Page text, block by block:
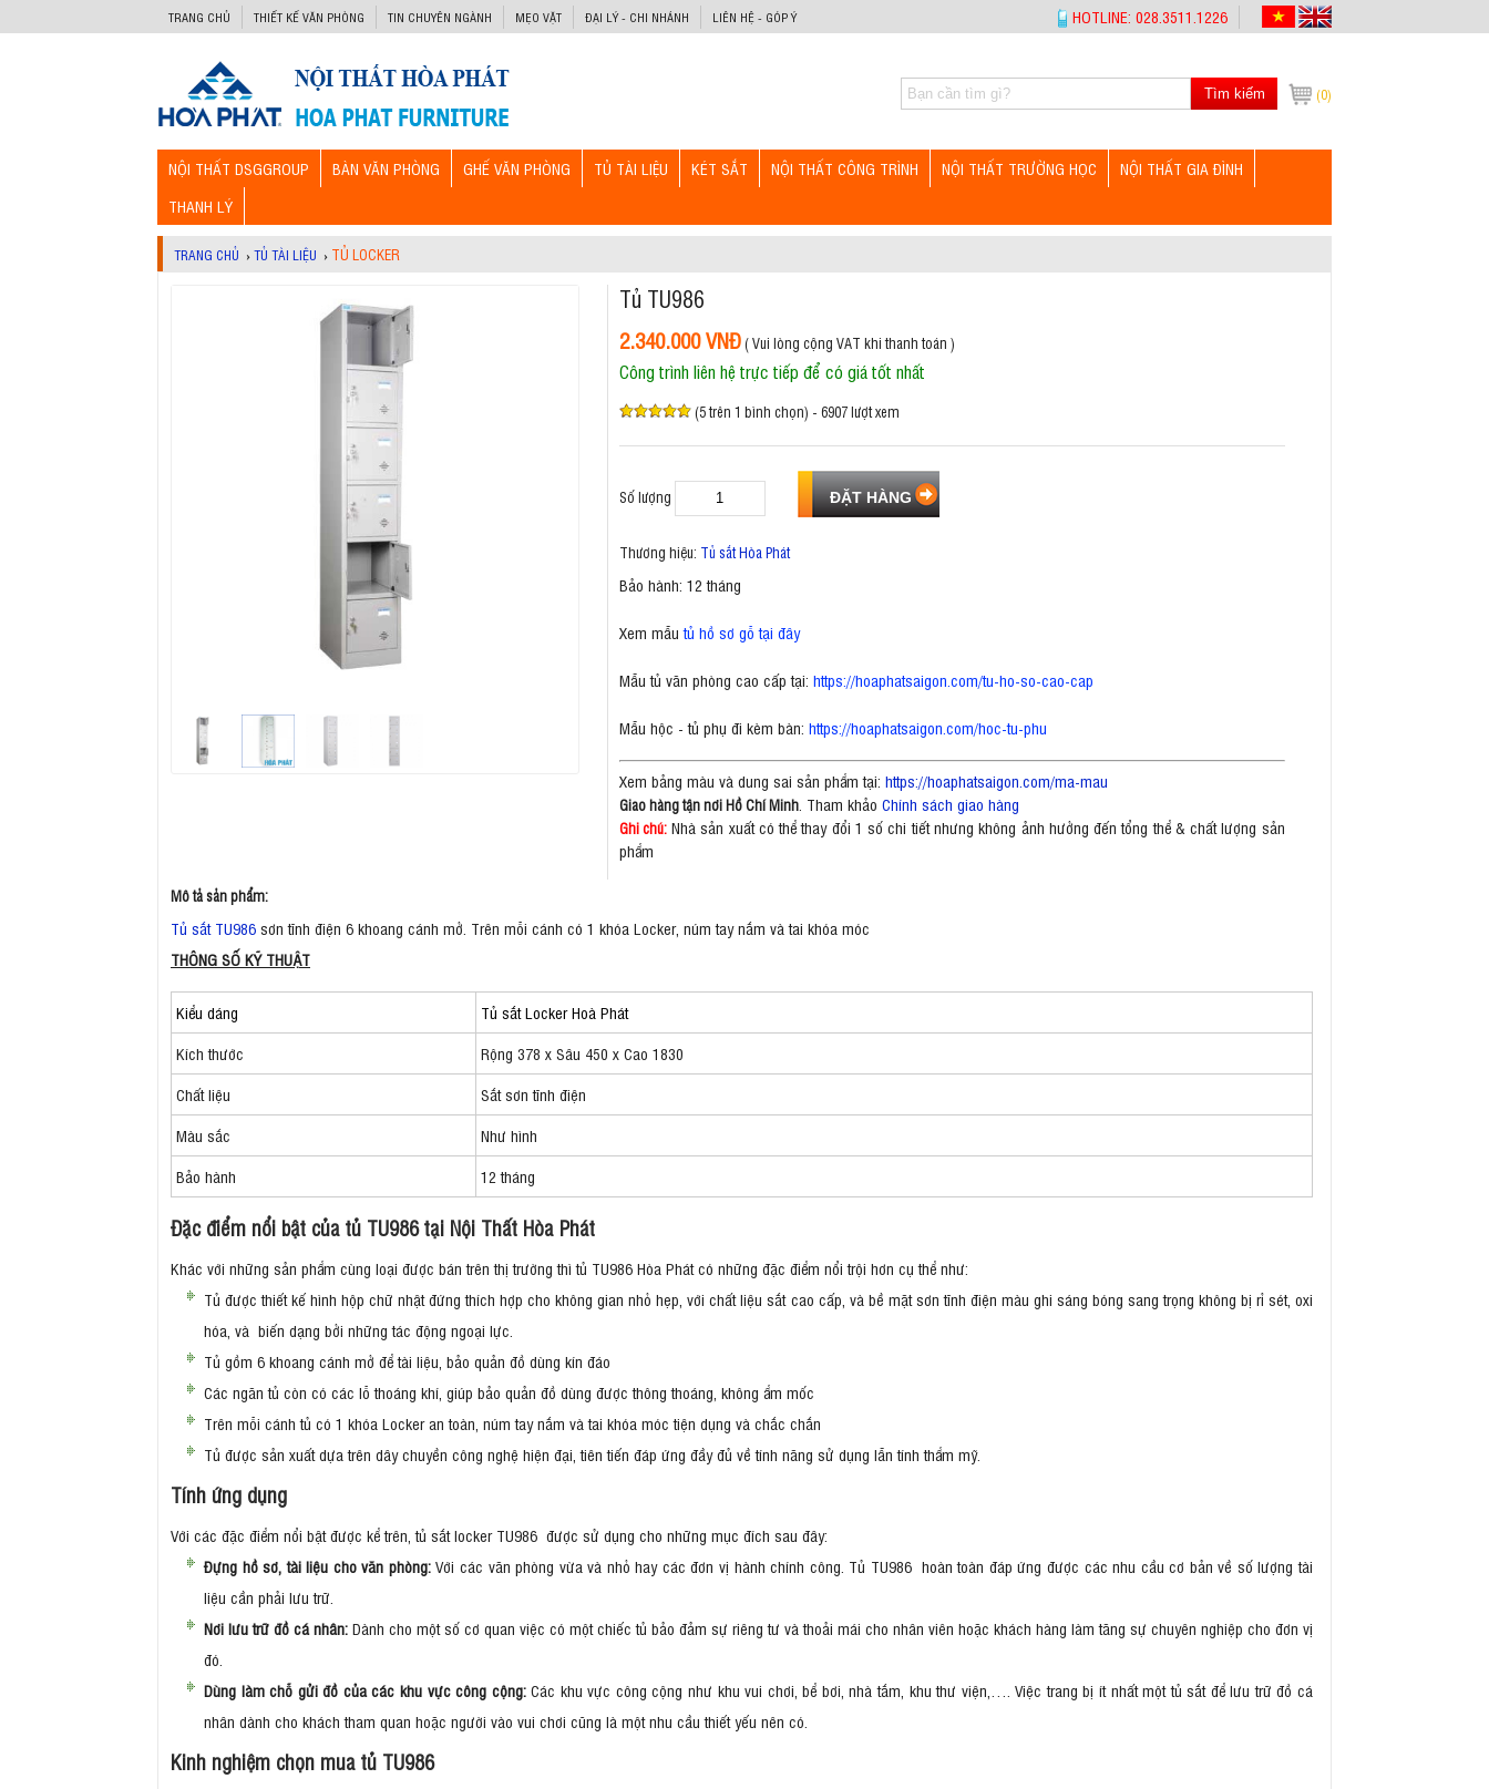
TRANG CHỦ THIẾT KẾ VĂN PHÒNG TIN CHUYÊN NGÀNH MẸO VẶT ĐẠI LÝ - CHI NHÁNH LIÊN HỆ - GÓP Ý HOTLINE: 028.3511.1226
(0)
Tìm kiếm
NỘI THẤT DSGGROUP BÀN VĂN PHÒNG GHẾ VĂN PHÒNG TỦ TÀI LIỆU KÉT SẮT NỘI THẤT CÔNG TRÌNH NỘI THẤT TRƯỜNG HỌC
NỘI THẤT GIA ĐÌNH
THANH LÝ
TRANG CHỦ ›TỦ TÀI LIỆU › TỦ LOCKER
Tủ TU986
2.340.000 VNĐ( Vui lòng cộng VAT khi thanh toán )
Công trình liên hệ trực tiếp để có giá tốt nhất
(5 trên 1 bình chọn) - 6907 lượt xem
Số lượng
Thương hiệu: Tủ sắt Hòa Phát
Bảo hành: 12 tháng
Xem mẫutủ hồ sơ gỗ tại đây
Mẫu tủ văn phòng cao cấp tại: https://hoaphatsaigon.com/tu-ho-so-cao-cap
Mẫu hộc - tủ phụ đi kèm bàn: https://hoaphatsaigon.com/hoc-tu-phu
Xem bảng màu và dung sai sản phẩm tại: https://hoaphatsaigon.com/ma-mau
Giao hàng tận nơi Hồ Chí Minh. Tham khảo Chính sách giao hàng
Ghi chú:Nhà sản xuất có thể thay đổi 1 số chi tiết nhưng không ảnh hưởng đến tổng thể & chất lượng sản
phẩm
Mô tả sản phẩm:
Tủ sắt TU986 sơn tĩnh điện 6 khoang cánh mở. Trên mỗi cánh có 1 khóa Locker, núm tay nắm và tai khóa móc
THÔNG SỐ KỸ THUẬT
Kiểu dáng
Tủ sắt Locker Hoà Phát
Kích thước
Rộng 378 x Sâu 450 x Cao 1830
Chất liệu
Sắt sơn tĩnh điện
Màu sắc
Như hình
Bảo hành
12 tháng
Đặc điểm nổi bật của tủ TU986 tại Nội Thất Hòa Phát
Khác với những sản phẩm cùng loại được bán trên thị trường thì tủ TU986 Hòa Phát có những đặc điểm nổi trội hơn cụ thể như:
Tủ được thiết kế hình hộp chữ nhật đứng thích hợp cho không gian nhỏ hẹp, với chất liệu sắt cao cấp, và bề mặt sơn tĩnh điện màu ghi sáng bóng sang trọng không bị rỉ sét, oxi
hóa, và biến dạng bởi những tác động ngoại lực.
Tủ gồm 6 khoang cánh mở để tài liệu, bảo quản đồ dùng kín đáo
Các ngăn tủ còn có các lỗ thoáng khí, giúp bảo quản đồ dùng được thông thoáng, không ẩm mốc
Trên mỗi cánh tủ có 1 khóa Locker an toàn, núm tay nắm và tai khóa móc tiện dụng và chắc chắn
Tủ được sản xuất dựa trên dây chuyền công nghệ hiện đại, tiên tiến đáp ứng đầy đủ về tính năng sử dụng lẫn tính thẩm mỹ.
Tính ứng dụng
Với các đặc điểm nổi bật được kể trên, tủ sắt locker TU986 được sử dụng cho những mục đích sau đây:
Đựng hồ sơ, tài liệu cho văn phòng:Với các văn phòng vừa và nhỏ hay các đơn vị hành chính công. Tủ TU986 hoàn toàn đáp ứng được các nhu cầu cơ bản về số lượng tài
liệu cần phải lưu trữ.
Nơi lưu trữ đồ cá nhân: Dành cho một số cơ quan việc có một chiếc tủ bảo đảm sự riêng tư và thoải mái cho nhân viên hoặc khách hàng làm tăng sự chuyên nghiệp cho đơn vị
đó.
Dùng làm chỗ gửi đồ của các khu vực công cộng:Các khu vực công cộng như khu vui chơi, bể bơi, nhà tắm, khu thư viện,…. Việc trang bị ít nhất một tủ sắt để lưu trữ đồ cá
nhân dành cho khách tham quan hoặc người vào vui chơi cũng là một nhu cầu thiết yếu nên có.
Kinh nghiệm chọn mua tủ TU986